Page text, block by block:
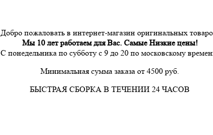
Добро пожаловать в интернет-магазин оригинальных
Мы 10 лет работаем для Вас. Самые Низкие цены!
С понедельника по субботу с 9 до 20 по московскому
Минимальная сумма заказа от 4500 руб.
БЫСТРАЯ СБОРКА В ТЕЧЕНИИ 24 ЧАСОВ